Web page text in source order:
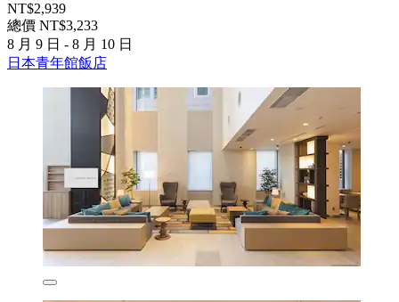
NT$2,939
總價 NT$3,233
8 月 9 日 - 8 月 10 日
日本青年館飯店